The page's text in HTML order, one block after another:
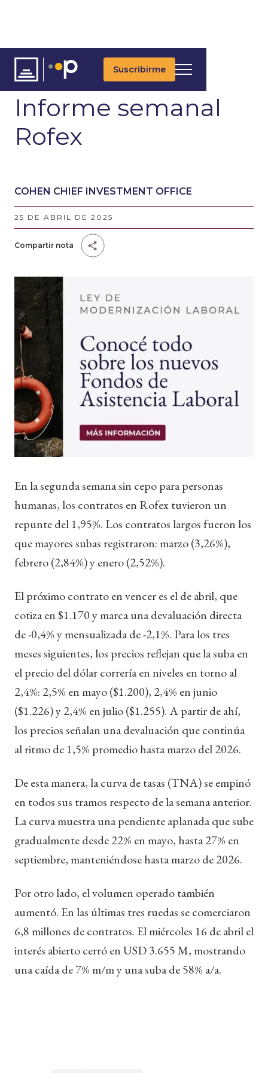
Suscribirme
ARTÍCULOS
Informe semanal
Rofex
COHEN CHIEF INVESTMENT OFFICE
25 DE ABRIL DE 2025
Compartir nota
En la segunda semana sin cepo para personas
humanas, los contratos en Rofex tuvieron un
repunte del 1,95%. Los contratos largos fueron los
que mayores subas registraron: marzo (3,26%),
febrero (2,84%) y enero (2,52%).
El próximo contrato en vencer es el de abril, que
cotiza en $1.170 y marca una devaluación directa
de -0,4% y mensualizada de -2,1%. Para los tres
meses siguientes, los precios reflejan que la suba en
el precio del dólar correría en niveles en torno al
2,4%: 2,5% en mayo ($1.200), 2,4% en junio
($1.226) y 2,4% en julio ($1.255). A partir de ahí,
los precios señalan una devaluación que continúa
al ritmo de 1,5% promedio hasta marzo del 2026.
De esta manera, la curva de tasas (TNA) se empinó
en todos sus tramos respecto de la semana anterior.
La curva muestra una pendiente aplanada que sube
gradualmente desde 22% en mayo, hasta 27% en
septiembre, manteniéndose hasta marzo de 2026.
Por otro lado, el volumen operado también
aumentó. En las últimas tres ruedas se comerciaron
6,8 millones de contratos. El miércoles 16 de abril el
interés abierto cerró en USD 3.655 M, mostrando
una caída de 7% m/m y una suba de 58% a/a.